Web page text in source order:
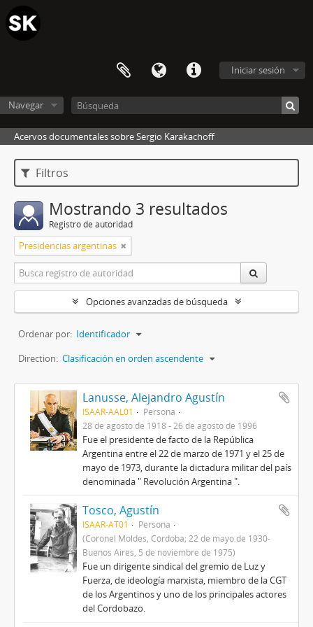
Iniciar sesión
Navegar
Acervos documentales sobre Sergio Karakachoff
Filtros
Mostrando 3 resultados
Registro de autoridad
Presidencias argentinas
Opciones avanzadas de búsqueda
Ordenar por: Identificador
Direction: Clasificación en orden ascendente
Lanusse, Alejandro Agustín
ISAAR-AAL01
Persona
28 de agosto de 1918 - 26 de agosto de 1996
Fue el presidente de facto de la República
Argentina entre el 22 de marzo de 1971 y el 25 de
mayo de 1973, durante la dictadura militar del país
denominada " Revolución Argentina ".
Tosco, Agustín
ISAAR-AT01
Persona
(Coronel Moldes, Córdoba; 22 de mayo de 1930-
Buenos Aires, 5 de noviembre de 1975)
Fue un dirigente sindical del gremio de Luz y
Fuerza, de ideología marxista, miembro de la CGT
de los Argentinos y uno de los principales actores
del Cordobazo.